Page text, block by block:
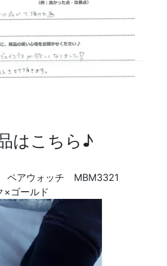
はこちら♪
ペアウォッチ MBM3321
ゴールド